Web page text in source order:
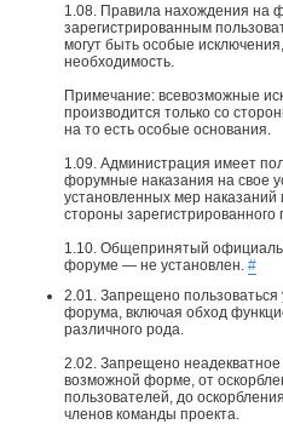
1.08. Правила нахождения на
зарегистрированным
могут быть особые
необходимость.
Примечание: всевозможные
производится только со
на то есть особые основания.​
1.09. Администрация имеет
форумные наказания на свое
установленных мер
стороны зарегистрированного
1.10. Общепринятый
форуме — не установлен. #
2.01. Запрещено
форума, включая обход
различного рода.
2.02. Запрещено
возможной форме, от
пользователей, до
членов команды проекта.